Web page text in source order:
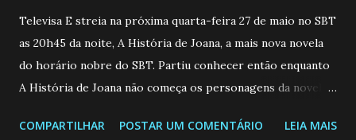
Televisa E streia na próxima quarta-feira 27 de maio no SBT
as 20h45 da noite, A História de Joana, a mais nova novela
do horário nobre do SBT. Partiu conhecer então enquanto
A História de Joana não começa os personagens da novela?
de 25/05/26 a 31/05/26 JOANA GUADALUPE (Camila
COMPARTILHAR POSTAR UM COMENTÁRIO LEIA MAIS